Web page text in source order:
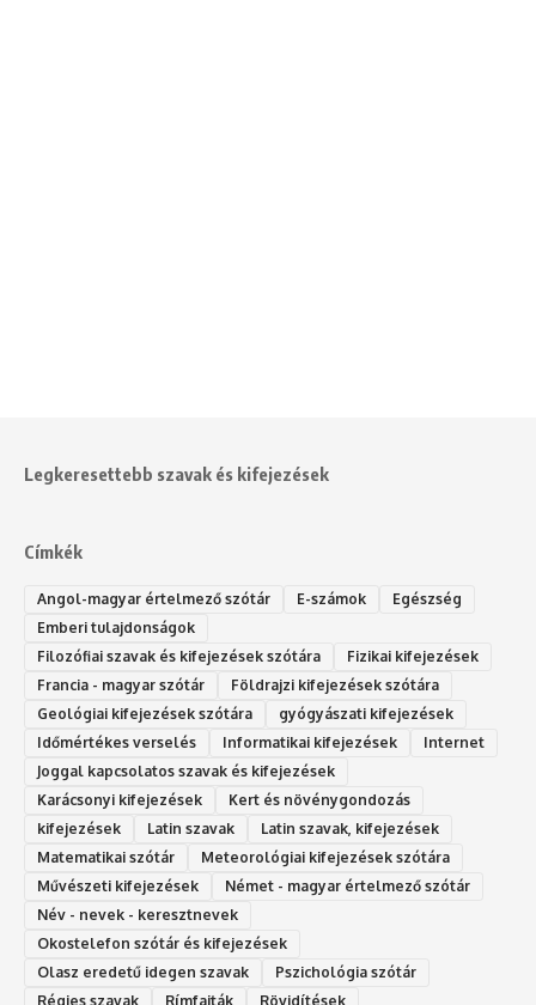
Legkeresettebb szavak és kifejezések
Címkék
Angol-magyar értelmező szótár E-számok
Egészség
Emberi tulajdonságok
Filozófiai szavak és kifejezések szótára
Fizikai kifejezések
Francia - magyar szótár
Földrajzi kifejezések szótára
Geológiai kifejezések szótára
gyógyászati kifejezések
Időmértékes verselés
Informatikai kifejezések
Internet
Joggal kapcsolatos szavak és kifejezések
Karácsonyi kifejezések
Kert és növénygondozás
kifejezések
Latin szavak
Latin szavak, kifejezések
Matematikai szótár
Meteorológiai kifejezések szótára
Művészeti kifejezések
Német - magyar értelmező szótár
Név - nevek - keresztnevek
Okostelefon szótár és kifejezések
Olasz eredetű idegen szavak
Ps‮gólohciz‬ia s‮átóz‬r
Régies szavak
Rímfajták Rövidítések